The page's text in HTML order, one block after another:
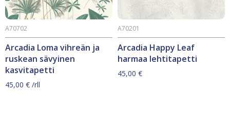
Arcadia Loma vihreän ja
ruskean sävyinen
kasvitapetti
A70702
45,00 € /rll
Arcadia Happy Leaf
harmaa lehtitapetti
A70201
45,00 €